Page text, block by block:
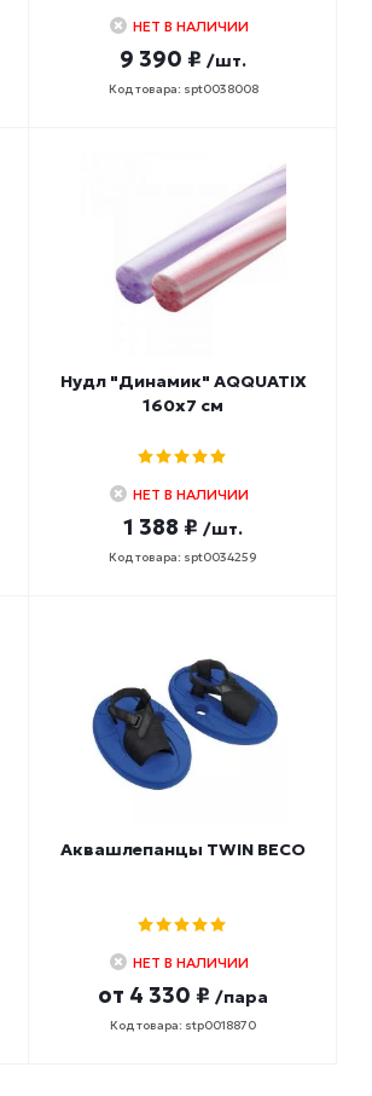
НЕТ В НАЛИЧИИ
9 390 ₽ /шт.
Код товара: spt0038008
Нудл "Динамик" AQQUATIX
160х7 см
НЕТ В НАЛИЧИИ
1 388 ₽ /шт.
Код товара: spt0034259
Аквашлепанцы TWIN BECO
НЕТ В НАЛИЧИИ
от 4 330 ₽ /пара
Код товара: stp0018870